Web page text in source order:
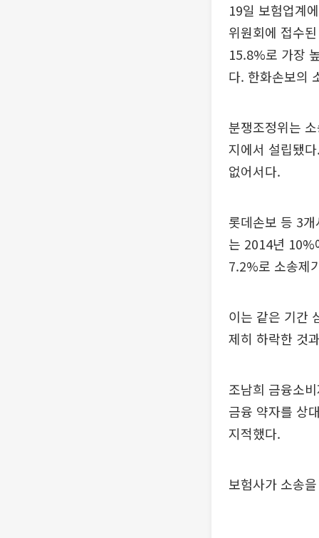
19일 보험업계
위원회에 접수
15.8%로 가장
다. 한화손보의
분쟁조정위는
지에서 설립됐
없어서다.
롯데손보 등 3
는 2014년 10%
7.2%로 소송제
이는 같은 기간
제히 하락한 것
조남희 금융소
금융 약자를 상
지적했다.
보험사가 소송